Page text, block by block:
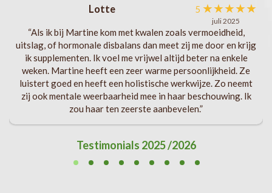
Lotte 5 ★★★★★
juli 2025
“Als ik bij Martine kom met kwalen zoals vermoeidheid,
uitslag, of hormonale disbalans dan meet zij me door en krijg
ik supplementen. Ik voel me vrijwel altijd beter na enkele
weken. Martine heeft een zeer warme persoonlijkheid. Ze
luistert goed en heeft een holistische werkwijze. Zo neemt
zij ook mentale weerbaarheid mee in haar beschouwing. Ik
zou haar ten zeerste aanbevelen.”
Testimonials 2025 /2026